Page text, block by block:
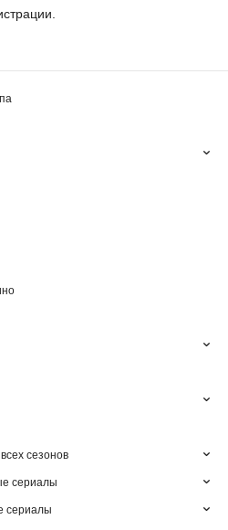
сезонов
сериалы
сериалы